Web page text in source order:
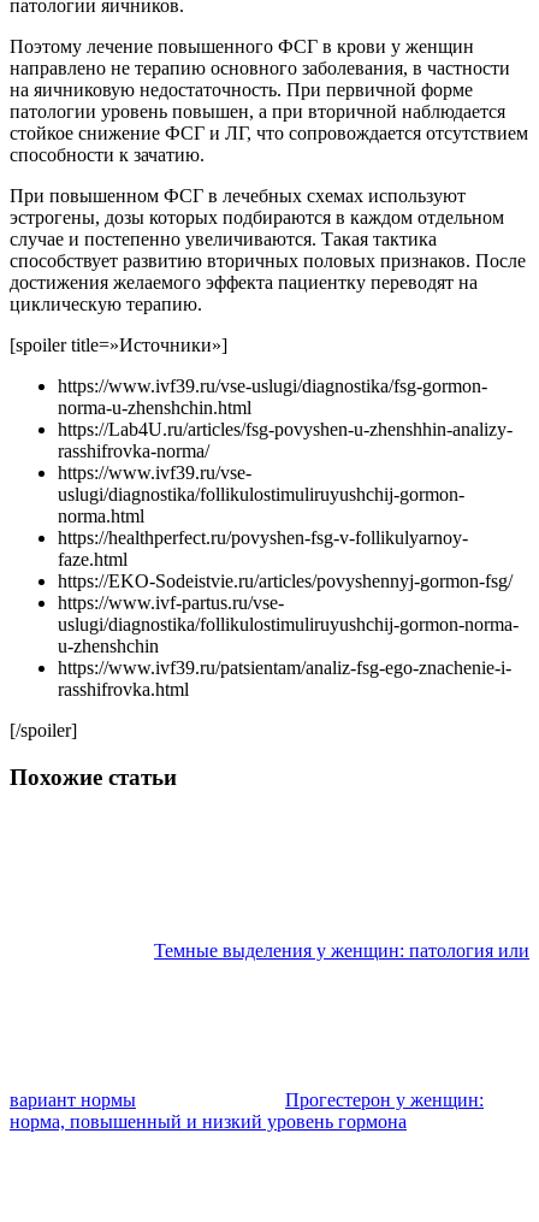
патологии яичников.
Поэтому лечение повышенного ФСГ в крови у женщин
направлено не терапию основного заболевания, в частности
на яичниковую недостаточность. При первичной форме
патологии уровень повышен, а при вторичной наблюдается
стойкое снижение ФСГ и ЛГ, что сопровождается отсутствием
способности к зачатию.
При повышенном ФСГ в лечебных схемах используют
эстрогены, дозы которых подбираются в каждом отдельном
случае и постепенно увеличиваются. Такая тактика
способствует развитию вторичных половых признаков. После
достижения желаемого эффекта пациентку переводят на
циклическую терапию.
[spoiler title=»Источники»]
https://www.ivf39.ru/vse-uslugi/diagnostika/fsg-gormon-
norma-u-zhenshchin.html
https://Lab4U.ru/articles/fsg-povyshen-u-zhenshhin-analizy-
rasshifrovka-norma/
https://www.ivf39.ru/vse-
uslugi/diagnostika/follikulostimuliruyushchij-gormon-
norma.html
https://healthperfect.ru/povyshen-fsg-v-follikulyarnoy-
faze.html
https://EKO-Sodeistvie.ru/articles/povyshennyj-gormon-fsg/
https://www.ivf-partus.ru/vse-
uslugi/diagnostika/follikulostimuliruyushchij-gormon-norma-
u-zhenshchin
https://www.ivf39.ru/patsientam/analiz-fsg-ego-znachenie-i-
rasshifrovka.html
[/spoiler]
Похожие статьи
Темные выделения у женщин: патология или
вариант нормы
Прогестерон у женщин:
норма, повышенный и низкий уровень гормона